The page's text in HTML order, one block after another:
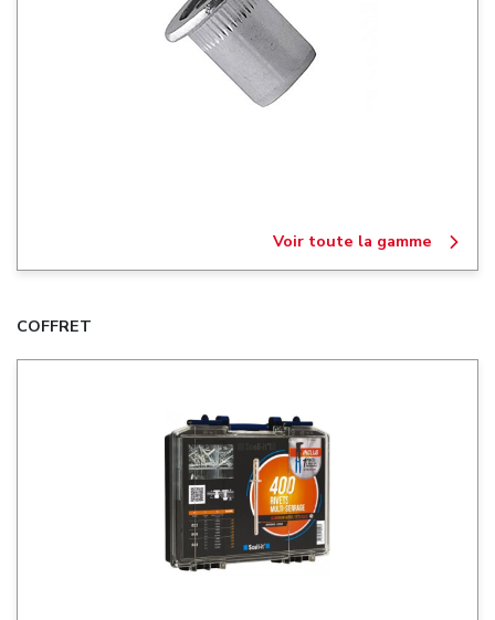
Voir toute la gamme
COFFRET